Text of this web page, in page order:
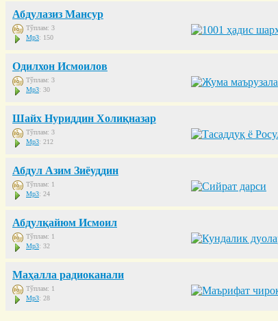
Абдулазиз Мансур
Тўплам: 3
Mp3: 150
Одилхон Исмоилов
Тўплам: 3
Mp3: 30
Шайх Нуриддин Холиқназар
Тўплам: 3
Mp3: 212
Абдул Азим Зиёуддин
Тўплам: 1
Mp3: 24
Абдулқайюм Исмоил
Тўплам: 1
Mp3: 32
Маҳалла радиоканали
Тўплам: 1
Mp3: 28